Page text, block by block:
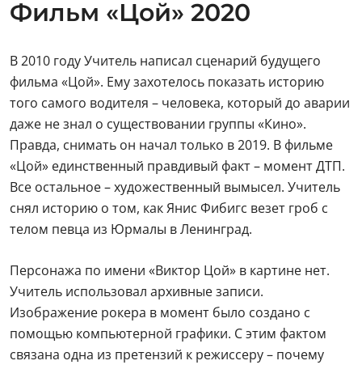
Фильм «Цой» 2020
В 2010 году Учитель написал сценарий будущего
фильма «Цой». Ему захотелось показать историю
того самого водителя – человека, который до аварии
даже не знал о существовании группы «Кино».
Правда, снимать он начал только в 2019. В фильме
«Цой» единственный правдивый факт – момент ДТП.
Все остальное – художественный вымысел. Учитель
снял историю о том, как Янис Фибигс везет гроб с
телом певца из Юрмалы в Ленинград.
Персонажа по имени «Виктор Цой» в картине нет.
Учитель использовал архивные записи.
Изображение рокера в момент было создано с
помощью компьютерной графики. С этим фактом
связана одна из претензий к режиссеру – почему